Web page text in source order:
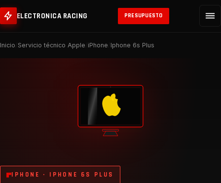
ELECTRONICA RACING PRESUPUESTO
Inicio Servicio técnico Apple iPhone Iphone 6s Plus
IPHONE · IPHONE 6S PLUS